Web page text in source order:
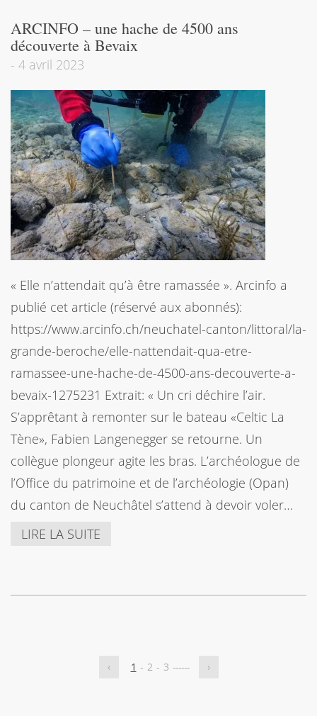
ARCINFO – une hache de 4500 ans
découverte à Bevaix
- 4 avril 2023
« Elle n’attendait qu’à être ramassée ». Arcinfo a
publié cet article (réservé aux abonnés):
https://www.arcinfo.ch/neuchatel-canton/littoral/la-
grande-beroche/elle-nattendait-qua-etre-
ramassee-une-hache-de-4500-ans-decouverte-a-
bevaix-1275231 Extrait: « Un cri déchire l’air.
S’apprêtant à remonter sur le bateau «Celtic La
Tène», Fabien Langenegger se retourne. Un
collègue plongeur agite les bras. L’archéologue de
l’Office du patrimoine et de l’archéologie (Opan)
du canton de Neuchâtel s’attend à devoir voler…
LIRE LA SUITE
‹ 1 - 2 - 3 ------ ›